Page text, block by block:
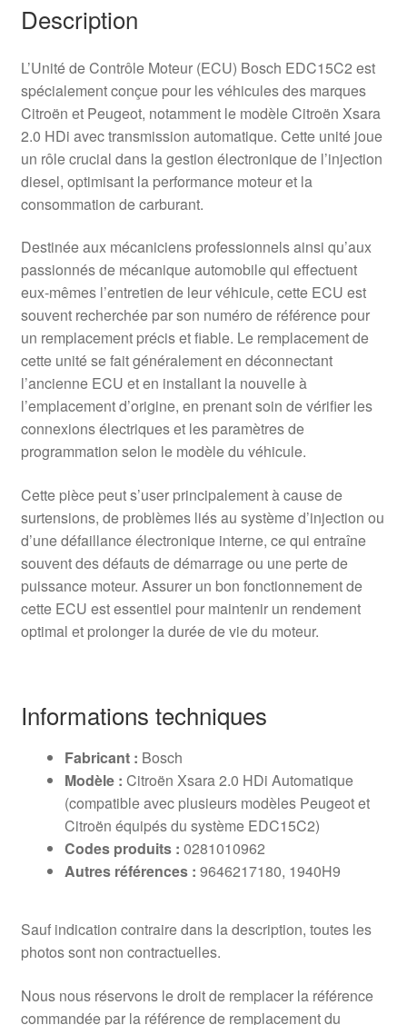
Description
L’Unité de Contrôle Moteur (ECU) Bosch EDC15C2 est
spécialement conçue pour les véhicules des marques
Citroën et Peugeot, notamment le modèle Citroën Xsara
2.0 HDi avec transmission automatique. Cette unité joue
un rôle crucial dans la gestion électronique de l’injection
diesel, optimisant la performance moteur et la
consommation de carburant.
Destinée aux mécaniciens professionnels ainsi qu’aux
passionnés de mécanique automobile qui effectuent
eux-mêmes l’entretien de leur véhicule, cette ECU est
souvent recherchée par son numéro de référence pour
un remplacement précis et fiable. Le remplacement de
cette unité se fait généralement en déconnectant
l’ancienne ECU et en installant la nouvelle à
l’emplacement d’origine, en prenant soin de vérifier les
connexions électriques et les paramètres de
programmation selon le modèle du véhicule.
Cette pièce peut s’user principalement à cause de
surtensions, de problèmes liés au système d’injection ou
d’une défaillance électronique interne, ce qui entraîne
souvent des défauts de démarrage ou une perte de
puissance moteur. Assurer un bon fonctionnement de
cette ECU est essentiel pour maintenir un rendement
optimal et prolonger la durée de vie du moteur.
Informations techniques
Fabricant : Bosch
Modèle : Citroën Xsara 2.0 HDi Automatique
(compatible avec plusieurs modèles Peugeot et
Citroën équipés du système EDC15C2)
Codes produits : 0281010962
Autres références : 9646217180, 1940H9
Sauf indication contraire dans la description, toutes les
photos sont non contractuelles.
Nous nous réservons le droit de remplacer la référence
commandée par la référence de remplacement du